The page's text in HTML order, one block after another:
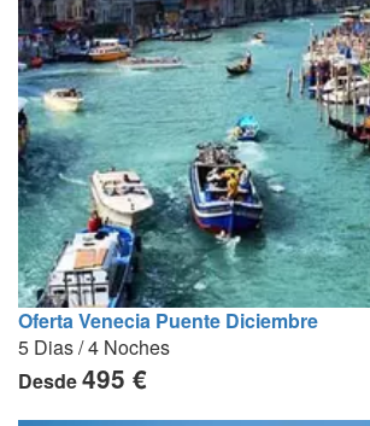
Oferta Venecia Puente Diciembre
5 Dias / 4 Noches
Desde495 €